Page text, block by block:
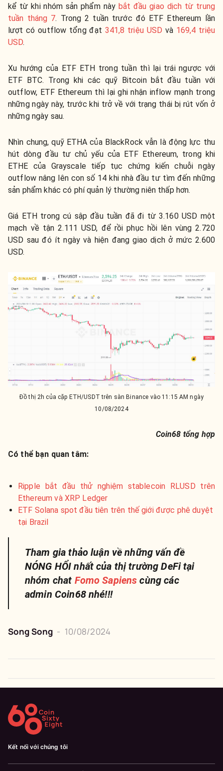
kể từ khi nhóm sản phẩm này bắt đầu giao dịch từ trung
tuần tháng 7. Trong 2 tuần trước đó ETF Ethereum lần
lượt có outflow tổng đạt 341,8 triệu USD và 169,4 triệu
USD.
Xu hướng của ETF ETH trong tuần thì lại trái ngược với
ETF BTC. Trong khi các quỹ Bitcoin bắt đầu tuần với
outflow, ETF Ethereum thì lại ghi nhận inflow mạnh trong
những ngày này, trước khi trở về với trạng thái bị rút vốn ở
những ngày sau.
Nhìn chung, quỹ ETHA của BlackRock vẫn là động lực thu
hút dòng đầu tư chủ yếu của ETF Ethereum, trong khi
ETHE của Grayscale tiếp tục chứng kiến chuỗi ngày
outflow nâng lên con số 14 khi nhà đầu tư tìm đến những
sản phẩm khác có phí quản lý thường niên thấp hơn.
Giá ETH trong cú sập đầu tuần đã đi từ 3.160 USD một
mạch về tận 2.111 USD, để rồi phục hồi lên vùng 2.720
USD sau đó ít ngày và hiện đang giao dịch ở mức 2.600
USD.
Đồ thị 2h của cặp ETH/USDT trên sàn Binance vào 11:15 AM ngày
10/08/2024
Coin68 tổng hợp
Có thể bạn quan tâm:
Ripple bắt đầu thử nghiệm stablecoin RLUSD trên
Ethereum và XRP Ledger
ETF Solana spot đầu tiên trên thế giới được phê duyệt
tại Brazil
Tham gia thảo luận về những vấn đề
NÓNG HỔI nhất của thị trường DeFi tại
nhóm chat Fomo Sapiens cùng các
admin Coin68 nhé!!!
Song Song - 10/08/2024
Kết nối với chúng tôi